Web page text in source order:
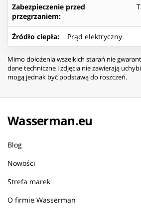
Zabezpieczenie przed
przegrzaniem:
Źródło ciepła: Prąd elektryczny
Mimo dołożenia wszelkich starań nie
dane techniczne i zdjęcia nie zawierają
mogą jednak być podstawą do roszczeń.
Wasserman.eu
Blog
Nowości
Strefa marek
O firmie Wasserman